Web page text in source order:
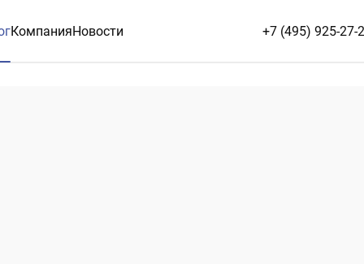
КомпанияНовости +7 (495) 925-27-